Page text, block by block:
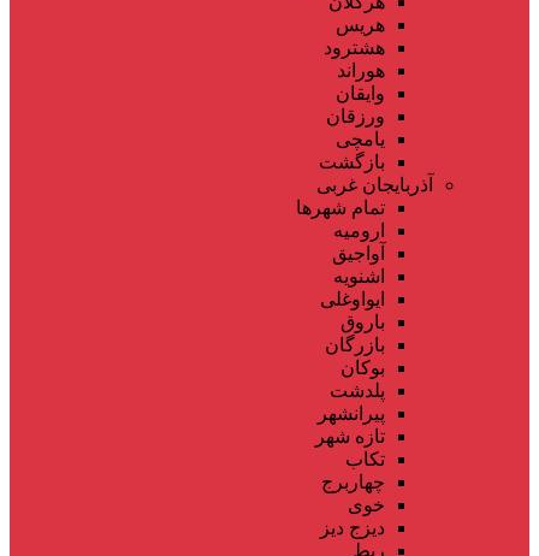
هریس
هشترود
هوراند
وایقان
ورزقان
یامچی
بازگشت
آذربایجان غربی
تمام شهر‌ها
ارومیه
آواجیق
اشنویه
ایواوغلی
باروق
بازرگان
بوکان
پلدشت
پیرانشهر
تازه شهر
تکاب
چهاربرج
خوی
دیزج دیز
ربط